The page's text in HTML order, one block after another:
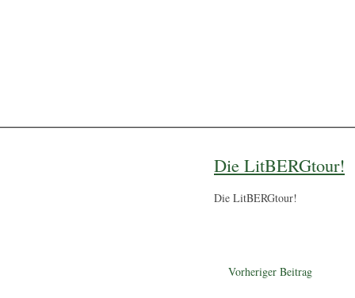
Die LitBERGtour!
Die LitBERGtour!
Vorheriger Beitrag